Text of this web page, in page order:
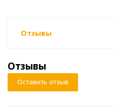
Отзывы
Отзывы
Оставить отзыв